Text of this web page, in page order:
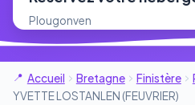
Plougonven
Accueil Bretagne Finistère
YVETTE LOSTANLEN (FEUVRIER)